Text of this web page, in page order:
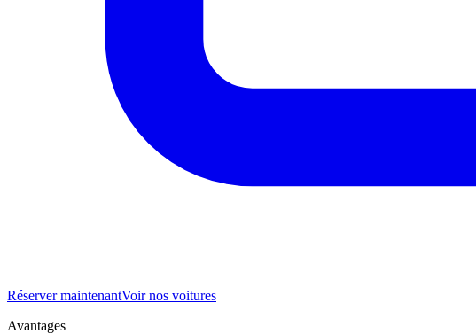
Réserver maintenantVoir nos voitures
Avantages